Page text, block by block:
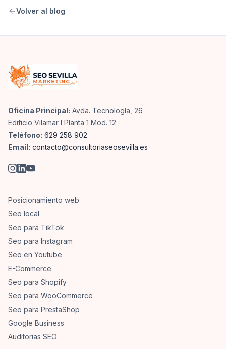
que es mejor no tocar lo que ya funciona?
Volver al blog
Oficina Principal: Avda. Tecnología, 26
Edificio Vilamar I Planta 1 Mod. 12
Teléfono: 629 258 902
Email: contacto@consultoriaseosevilla.es
Posicionamiento web
Seo local
Seo para TikTok
Seo para Instagram
Seo en Youtube
E-Commerce
Seo para Shopify
Seo para WooCommerce
Seo para PrestaShop
Google Business
Auditorias SEO